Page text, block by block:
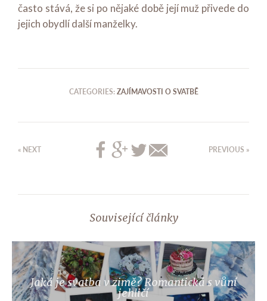
často stává, že si po nějaké době její muž přivede do
jejich obydlí další manželky.
CATEGORIES: ZAJÍMAVOSTI O SVATBĚ
« NEXT PREVIOUS »
Související články
Jaká je svatba v zimě? Romantická s vůní
jehličí